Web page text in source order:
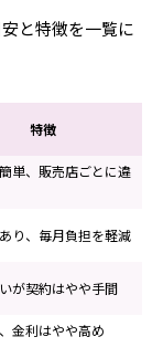
と特徴を一覧に
特徴
単、販売店ごとに違
り、毎月負担を軽減
が契約はやや手間
金利はやや高め